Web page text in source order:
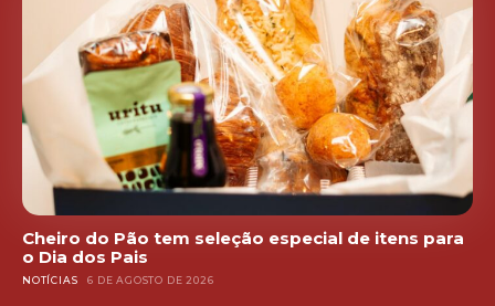
Cheiro do Pão tem seleção especial de itens para
o Dia dos Pais
NOTÍCIAS 6 DE AGOSTO DE 2026